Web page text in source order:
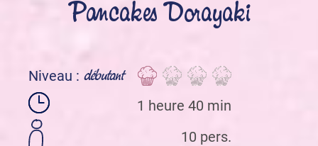
Pancakes Dorayaki
Niveau : débutant
1 heure 40 min
10 pers.